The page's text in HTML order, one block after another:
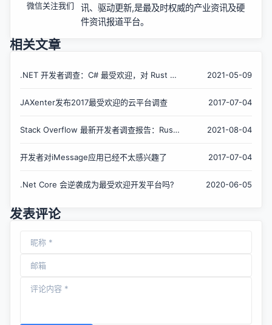
微信关注我们
讯、驱动更新,是最及时权威的产业资讯及硬
件资讯报道平台。
相关文章
.NET 开发者调查：C# 最受欢迎，对 Rust 很
2021-05-09
JAXenter发布2017最受欢迎的云平台调查 2017-07-04
Stack Overflow 最新开发者调查报告：Rust
2021-08-04
开发者对iMessage应用已经不太感兴趣了 2017-07-04
.Net Core 会逆袭成为最受欢迎开发平台吗? 2020-06-05
发表评论